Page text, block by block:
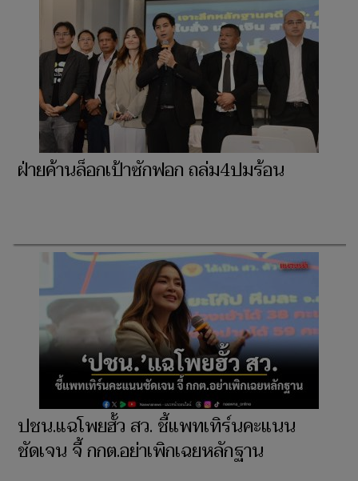
ฝ่ายค้านล็อกเป้าซักฟอก ถล่ม4ปมร้อน
ปชน.แฉโพยฮั้ว สว. ชี้แพทเทิร์นคะแนน
ชัดเจน จี้ กกต.อย่าเพิกเฉยหลักฐาน